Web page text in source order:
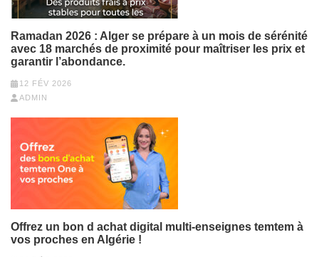
Ramadan 2026 : Alger se prépare à un mois de sérénité
avec 18 marchés de proximité pour maîtriser les prix et
garantir l’abondance.
12 FÉV 2026
ADMIN
Offrez un bon d achat digital multi-enseignes temtem à
vos proches en Algérie !